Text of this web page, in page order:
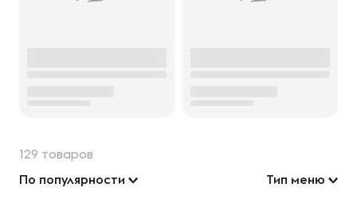
129 товаров
По популярности
Тип меню